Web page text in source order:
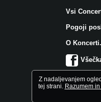
Vsi
Pogoji
O
Z nadaljevanjem
tej strani. Razumem